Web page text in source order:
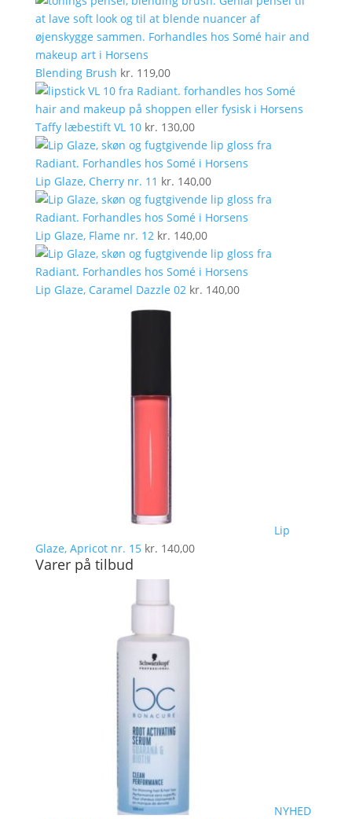
Blending Brush kr. 119,00
Taffy læbestift VL 10 kr. 130,00
Lip Glaze, Cherry nr. 11 kr. 140,00
Lip Glaze, Flame nr. 12 kr. 140,00
Lip Glaze, Caramel Dazzle 02 kr. 140,00
Lip
Glaze, Apricot nr. 15 kr. 140,00
Varer på tilbud
NYHED